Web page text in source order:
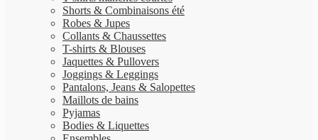
Shorts & Combinaisons été
Robes & Jupes
Collants & Chaussettes
T-shirts & Blouses
Jaquettes & Pullovers
Joggings & Leggings
Pantalons, Jeans & Salopettes
Maillots de bains
Pyjamas
Bodies & Liquettes